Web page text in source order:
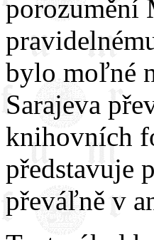
porozumění
bylo moľné
Sarajeva
knihovních
představuje
převáľně v